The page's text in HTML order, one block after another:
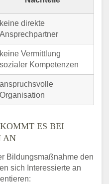
keine direkte
Ansprechpartner
keine Vermittlung
sozialer Kompetenzen
anspruchsvolle
Organisation
ES BEI
AN
Bildungsmaßnahme den
sich Interessierte an